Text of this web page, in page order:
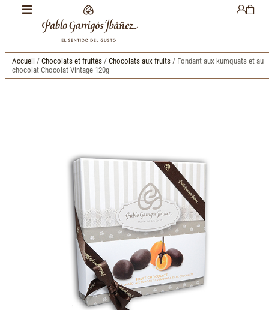
Accueil / Chocolats et fruités / Chocolats aux fruits / Fondant aux kumquats et au
chocolat Chocolat Vintage 120g